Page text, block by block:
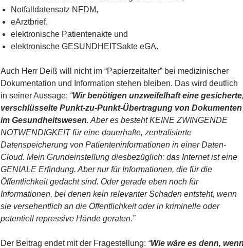
Notfalldatensatz NFDM,
eArztbrief,
elektronische Patientenakte und
elektronische GESUNDHEITSakte eGA.
Auch Herr Deiß will nicht im “Papierzeitalter” bei medizinischer
Dokumentation und Information stehen bleiben. Das wird deutlich
in seiner Aussage: “Wir benötigen unzweifelhaft eine gesicherte,
verschlüsselte Punkt-zu-Punkt-Übertragung von Dokumenten
im Gesundheitswesen. Aber es besteht KEINE ZWINGENDE
NOTWENDIGKEIT für eine dauerhafte, zentralisierte
Datenspeicherung von Patienteninformationen in einer Daten-
Cloud. Mein Grundeinstellung diesbezüglich: das Internet ist eine
GENIALE Erfindung. Aber nur für Informationen, die für die
Öffentlichkeit gedacht sind. Oder gerade eben noch für
Informationen, bei denen kein relevanter Schaden entsteht, wenn
sie versehentlich an die Öffentlichkeit oder in kriminelle oder
potentiell repressive Hände geraten.”
Der Beitrag endet mit der Fragestellung: “Wie wäre es denn, wenn